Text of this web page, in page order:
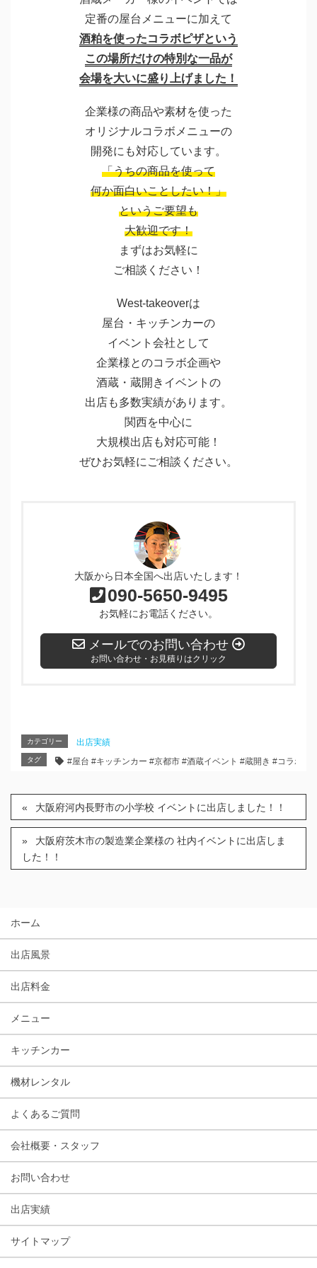
定番の屋台メニューに加えて
酒粕を使ったコラボピザという
この場所だけの特別な一品が
会場を大いに盛り上げました！
企業様の商品や素材を使った
オリジナルコラボメニューの
開発にも対応しています。
「うちの商品を使って
何か面白いことしたい！」
というご要望も
大歓迎です！
まずはお気軽に
ご相談ください！
West-takeoverは
屋台・キッチンカーの
イベント会社として
企業様とのコラボ企画や
酒蔵・蔵開きイベントの
出店も多数実績があります。
関西を中心に
大規模出店も対応可能！
ぜひお気軽にご相談ください。
大阪から日本全国へ出店いたします！
090-5650-9495
お気軽にお電話ください。
メールでのお問い合わせ
お問い合わせ・お見積りはクリック
カテゴリー 出店実績
タグ #屋台 #キッチンカー #京都市 #酒蔵イベント #蔵開き #コラボ
大阪府河内長野市の小学校 イベントに出店しました！！
大阪府茨木市の製造業企業様の 社内イベントに出店しま
した！！
ホーム
出店風景
出店料金
メニュー
キッチンカー
機材レンタル
よくあるご質問
会社概要・スタッフ
お問い合わせ
出店実績
サイトマップ